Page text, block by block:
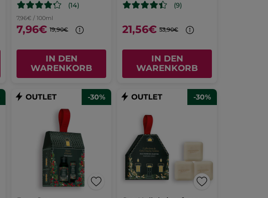
(14)
7,96€ / 100ml
7,96€ 19,90€
IN DEN
WARENKORB
(9)
21,56€ 53,90€
IN DEN
WARENKORB
-30% -30%